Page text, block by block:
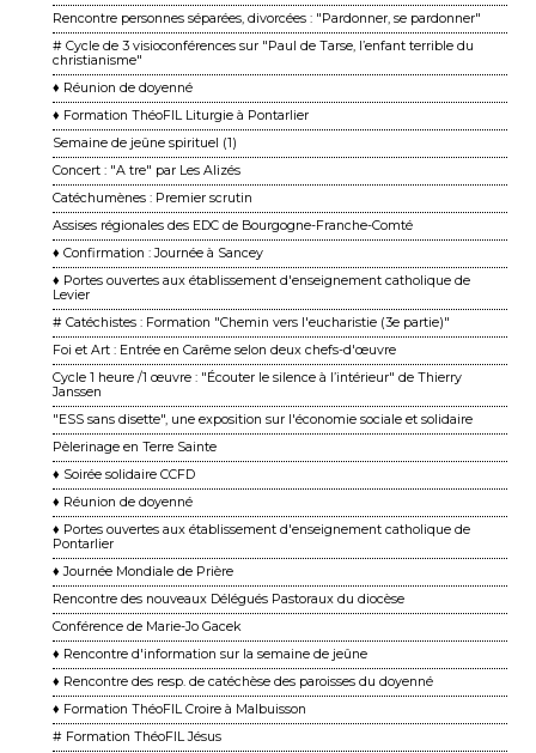
Rencontre personnes séparées, divorcées : "Pardonner, se pardonner"
# Cycle de 3 visioconférences sur "Paul de Tarse, l’enfant terrible du
christianisme"
♦ Réunion de doyenné
♦ Formation ThéoFIL Liturgie à Pontarlier
Semaine de jeûne spirituel (1)
Concert : "A tre" par Les Alizés
Catéchumènes : Premier scrutin
Assises régionales des EDC de Bourgogne-Franche-Comté
♦ Confirmation : Journée à Sancey
♦ Portes ouvertes aux établissement d'enseignement catholique de
Levier
# Catéchistes : Formation "Chemin vers l'eucharistie (3e partie)"
Foi et Art : Entrée en Carême selon deux chefs-d'œuvre
Cycle 1 heure /1 œuvre : "Écouter le silence à l’intérieur" de Thierry
Janssen
"ESS sans disette", une exposition sur l'économie sociale et solidaire
Pèlerinage en Terre Sainte
♦ Soirée solidaire CCFD
♦ Réunion de doyenné
♦ Portes ouvertes aux établissement d'enseignement catholique de
Pontarlier
♦ Journée Mondiale de Prière
Rencontre des nouveaux Délégués Pastoraux du diocèse
Conférence de Marie-Jo Gacek
♦ Rencontre d'information sur la semaine de jeûne
♦ Rencontre des resp. de catéchèse des paroisses du doyenné
♦ Formation ThéoFIL Croire à Malbuisson
# Formation ThéoFIL Jésus